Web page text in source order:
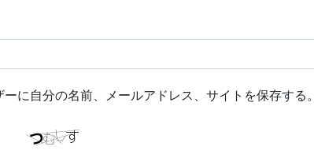
に自分の名前、メールアドレス、サイトを保存する。